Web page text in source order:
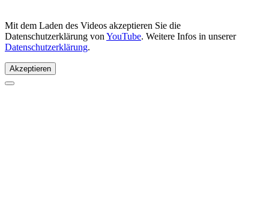
Mit dem Laden des Videos akzeptieren Sie die
Datenschutzerklärung von YouTube. Weitere Infos in unserer
Datenschutzerklärung.
Akzeptieren